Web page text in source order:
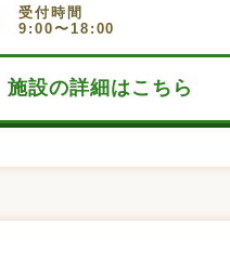
受付時間
9:00〜18:00
施設の詳細はこちら